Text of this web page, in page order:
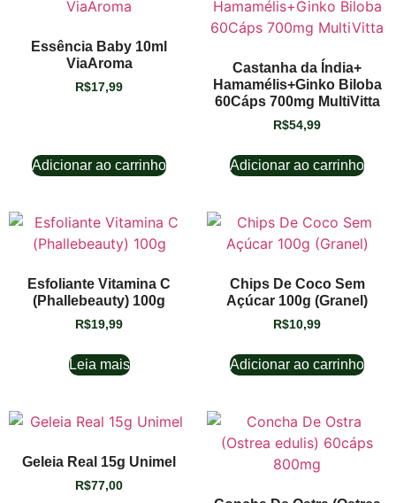
Essência Baby 10ml
ViaAroma
R$17,99
Adicionar ao carrinho
Castanha da Índia+
Hamamélis+Ginko Biloba
60Cáps 700mg MultiVitta
R$54,99
Adicionar ao carrinho
Esfoliante Vitamina C
(Phallebeauty) 100g
R$19,99
Leia mais
Chips De Coco Sem
Açúcar 100g (Granel)
R$10,99
Adicionar ao carrinho
Geleia Real 15g Unimel
R$77,00